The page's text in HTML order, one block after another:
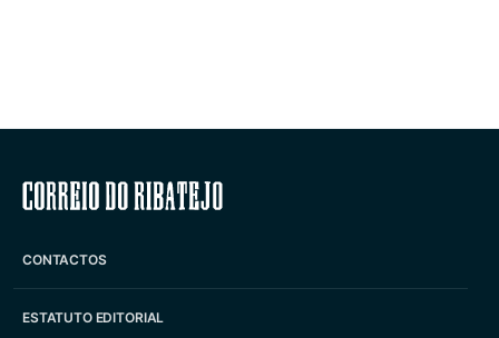
Correio do Ribatejo
CONTACTOS
ESTATUTO EDITORIAL